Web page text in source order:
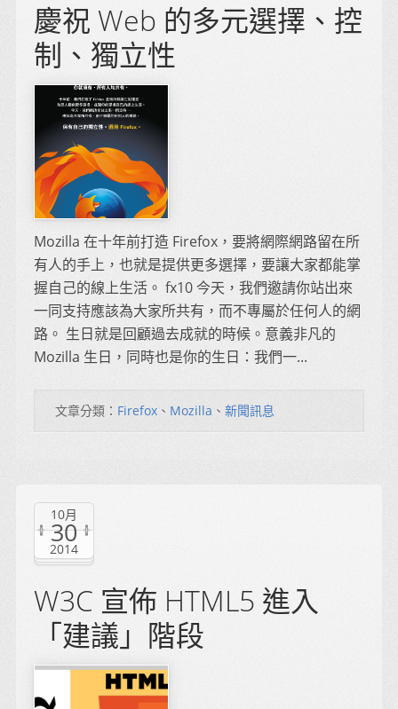
慶祝 Web 的多元選擇、控
制、獨立性
Mozilla 在十年前打造 Firefox，要將網際網路留在所
有人的手上，也就是提供更多選擇，要讓大家都能掌
握自己的線上生活。 fx10 今天，我們邀請你站出來
一同支持應該為大家所共有，而不專屬於任何人的網
路。 生日就是回顧過去成就的時候。意義非凡的
Mozilla 生日，同時也是你的生日：我們一...
文章分類： Firefox 、 Mozilla 、 新聞訊息
10月
30
2014
W3C 宣佈 HTML5 進入
「建議」階段